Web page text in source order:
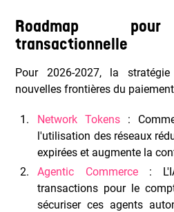
Roadmap
transactionnelle
Pour 2026-2027, la
nouvelles frontières du
Network Tokens :
l'utilisation des réseaux
expirées et augmente la
Agentic Commerce: L'IA
transactions pour le
sécuriser ces agents